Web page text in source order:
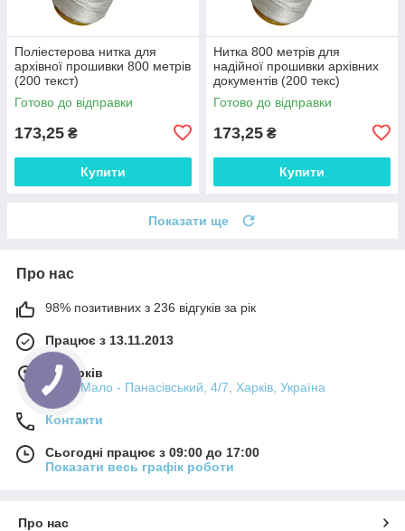
Поліестерова нитка для
архівної прошивки 800 метрів
(200 текст)
Готово до відправки
173,25 ₴
Купити
Нитка 800 метрів для
надійної прошивки архівних
документів (200 текс)
Готово до відправки
173,25 ₴
Купити
Показати ще
Про нас
98% позитивних з 236 відгуків за рік
Працює з 13.11.2013
м. Харків
пров. Мало - Панасівський, 4/7, Харків, Україна
Контакти
Сьогодні працює з 09:00 до 17:00
Показати весь графік роботи
Про нас